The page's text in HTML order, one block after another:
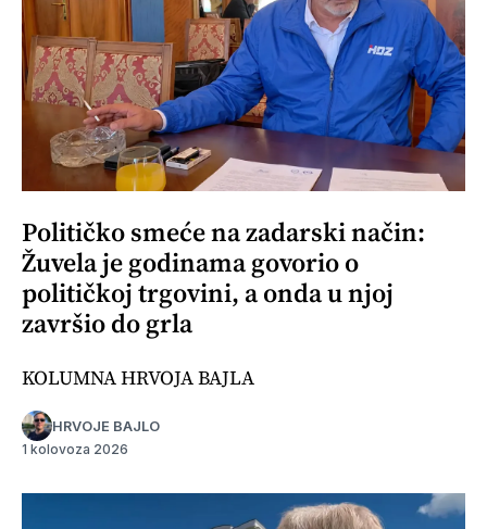
Političko smeće na zadarski način:
Žuvela je godinama govorio o
političkoj trgovini, a onda u njoj
završio do grla
KOLUMNA HRVOJA BAJLA
HRVOJE BAJLO
1 kolovoza 2026